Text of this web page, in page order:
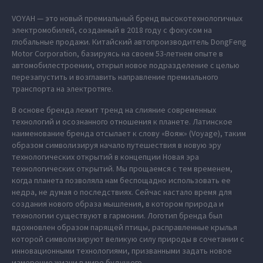
VOYAH — это новый премиальный бренд высокотехнологичных
электромобилей, созданный в 2018 году с фокусом на
глобальные продажи. Китайский автопроизводитель DongFeng
Motor Corporation, базируясь на своем 53-летнем опыте в
автомобилестроении, открыл новое подразделение с целью
перезапустить и возглавить направление премиального
транспорта на электротяге.
В основе бренда лежит тренд на слияние современных
технологий и осознанного отношения к планете. Латинское
наименование бренда отсылает к слову «Вояж» (Voyage), таким
образом символизируя начало путешествия в новую эру
технологических открытий в концепции Новая эра
технологических открытий. Мы прощаемся с тем временем,
когда планета позволяла нам беспощадно использовать ее
недра, не думая о последствиях. Сейчас настало время для
создания нового образа мышления, в котором природа и
технологии существуют в гармонии. Логотип бренда был
вдохновлен образом парящей птицы, расправленные крылья
которой символизируют великую силу природы в сочетании с
инновационными технологиями, призванными задать новое